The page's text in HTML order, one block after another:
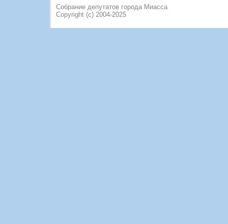
Собрание депутатов города Миасса
Copyright (c) 2004-2025